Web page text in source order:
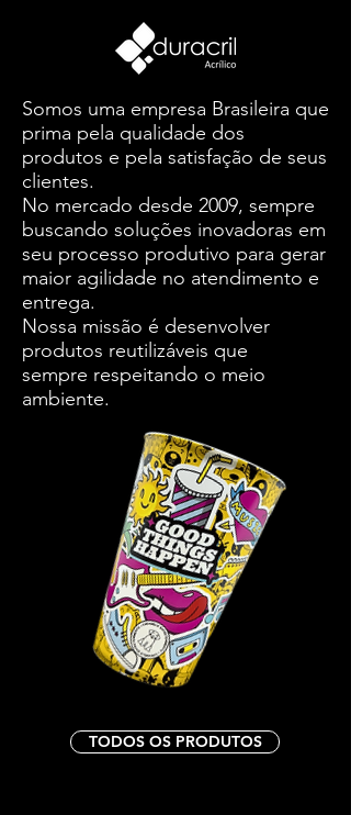
Somos uma empresa Brasileira que
prima pela qualidade dos
produtos e pela satisfação de seus
clientes.
No mercado desde 2009, sempre
buscando soluções inovadoras em
seu processo produtivo para gerar
maior agilidade no atendimento e
entrega.
Nossa missão é desenvolver
produtos reutilizáveis que
sempre respeitando o meio
ambiente.
TODOS OS PRODUTOS